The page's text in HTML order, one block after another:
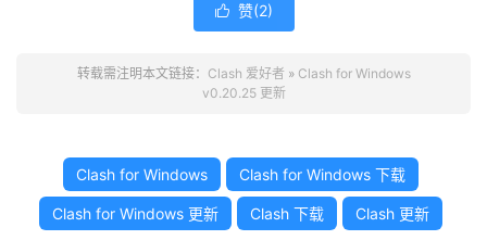
 赞(2)
转载需注明本文链接： Clash 爱好者 » Clash for Windows
v0.20.25 更新
Clash for Windows Clash for Windows 下载
Clash for Windows 更新 Clash 下载 Clash 更新